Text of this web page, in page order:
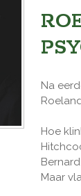
Na
Hoe
Maar